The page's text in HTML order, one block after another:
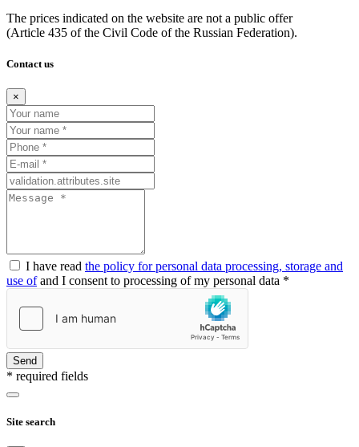
The prices indicated on the website are not a public offer
(Article 435 of the Civil Code of the Russian Federation).
Contact us
×
I have read the policy for personal data processing, storage and
use ofand I consent to processing of my personal data *
Send
* required fields
Site search